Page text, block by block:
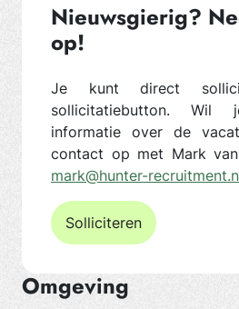
Nieuwsgierig?
op!
Je kunt direct
sollicitatiebutton.
informatie over de
contact op met Mark
mark@hunter-
Solliciteren
Omgeving